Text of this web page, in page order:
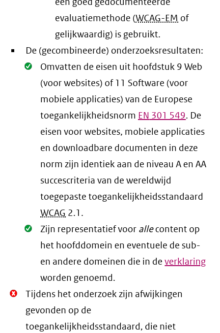
evaluatiemethode (WCAG-EM of
gelijkwaardig) is gebruikt.
De (gecombineerde) onderzoeksresultaten:
Oké.
Omvatten de eisen uit hoofdstuk 9 Web
(voor websites) of 11 Software (voor
mobiele applicaties) van de Europese
toegankelijkheidsnorm EN 301 549. De
eisen voor websites, mobiele applicaties
en downloadbare documenten in deze
norm zijn identiek aan de niveau A en AA
succescriteria van de wereldwijd
toegepaste toegankelijkheidsstandaard
WCAG 2.1 .
Oké.
Zijn representatief voor allecontent op
het hoofddomein en eventuele de sub-
en andere domeinen die in deverklaring
worden genoemd.
Niet
Oké.
Tijdens het onderzoek zijn afwijkingen
gevonden op de
toegankelijkheidsstandaard, die niet